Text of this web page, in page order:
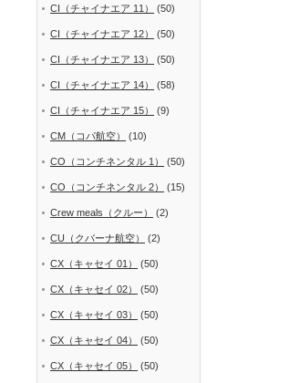
CI（チャイナエア 11） (50)
CI（チャイナエア 12） (50)
CI（チャイナエア 13） (50)
CI（チャイナエア 14） (58)
CI（チャイナエア 15） (9)
CM（コパ航空） (10)
CO（コンチネンタル 1） (50)
CO（コンチネンタル 2） (15)
Crew meals（クルー） (2)
CU（クバーナ航空） (2)
CX（キャセイ 01） (50)
CX（キャセイ 02） (50)
CX（キャセイ 03） (50)
CX（キャセイ 04） (50)
CX（キャセイ 05） (50)